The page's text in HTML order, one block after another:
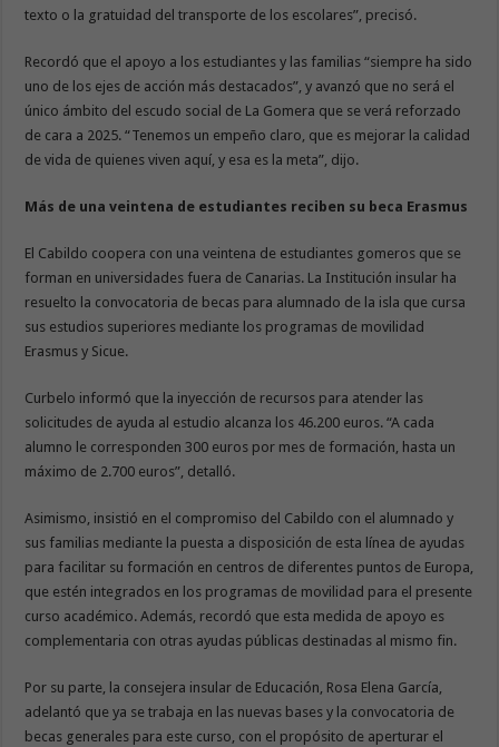
texto o la gratuidad del transporte de los escolares”, precisó.
Recordó que el apoyo a los estudiantes y las familias “siempre ha sido
uno de los ejes de acción más destacados”, y avanzó que no será el
único ámbito del escudo social de La Gomera que se verá reforzado
de cara a 2025. “Tenemos un empeño claro, que es mejorar la calidad
de vida de quienes viven aquí, y esa es la meta”, dijo.
Más de una veintena de estudiantes reciben su beca Erasmus
El Cabildo coopera con una veintena de estudiantes gomeros que se
forman en universidades fuera de Canarias. La Institución insular ha
resuelto la convocatoria de becas para alumnado de la isla que cursa
sus estudios superiores mediante los programas de movilidad
Erasmus y Sicue.
Curbelo informó que la inyección de recursos para atender las
solicitudes de ayuda al estudio alcanza los 46.200 euros. “A cada
alumno le corresponden 300 euros por mes de formación, hasta un
máximo de 2.700 euros”, detalló.
Asimismo, insistió en el compromiso del Cabildo con el alumnado y
sus familias mediante la puesta a disposición de esta línea de ayudas
para facilitar su formación en centros de diferentes puntos de Europa,
que estén integrados en los programas de movilidad para el presente
curso académico. Además, recordó que esta medida de apoyo es
complementaria con otras ayudas públicas destinadas al mismo fin.
Por su parte, la consejera insular de Educación, Rosa Elena García,
adelantó que ya se trabaja en las nuevas bases y la convocatoria de
becas generales para este curso, con el propósito de aperturar el